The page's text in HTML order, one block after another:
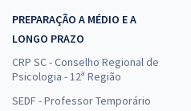
PREPARAÇÃO A MÉDIO E A
LONGO PRAZO
CRP SC - Conselho Regional de
Psicologia - 12ª Região
SEDF - Professor Temporário